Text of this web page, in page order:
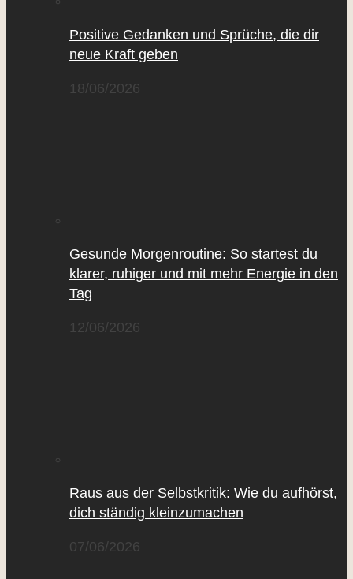
Positive Gedanken und Sprüche, die dir
neue Kraft geben
18/06/2026
Gesunde Morgenroutine: So startest du
klarer, ruhiger und mit mehr Energie in den
Tag
12/06/2026
Raus aus der Selbstkritik: Wie du aufhörst,
dich ständig kleinzumachen
07/06/2026